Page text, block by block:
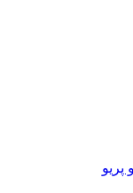
پریو